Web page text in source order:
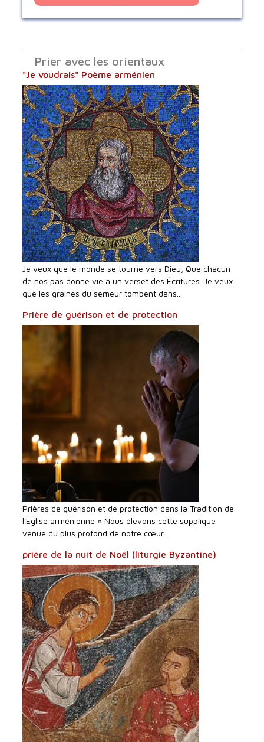
Prier avec les orientaux
"Je voudrais" Poème arménien
Je veux que le monde se tourne vers Dieu, Que chacun
de nos pas donne vie à un verset des Écritures. Je veux
que les graines du semeur tombent dans...
Prière de guérison et de protection
Prières de guérison et de protection dans la Tradition de
l'Eglise arménienne « Nous élevons cette supplique
venue du plus profond de notre cœur...
prière de la nuit de Noël (liturgie Byzantine)